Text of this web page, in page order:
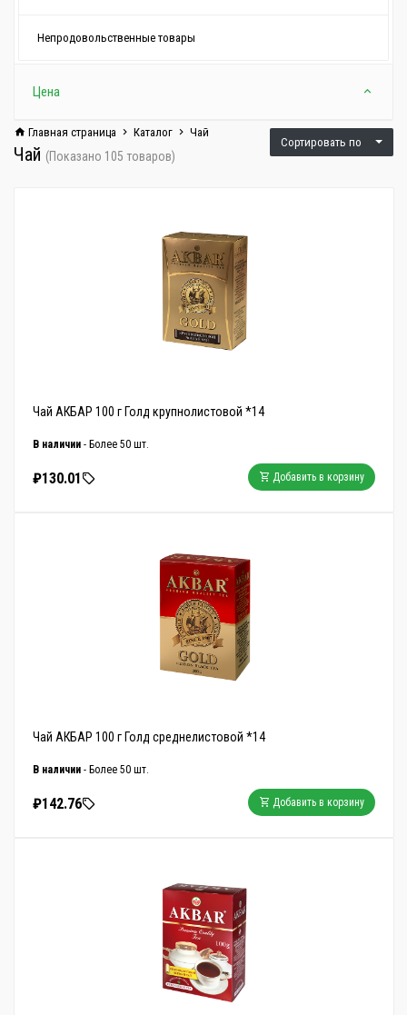
Непродовольственные товары
Цена
Главная страница Каталог Чай
Сортировать по
Чай (Показано 105 товаров)
Чай АКБАР 100 г Голд крупнолистовой *14
В наличии - Более 50 шт.
Добавить в корзину
₽130.01
Чай АКБАР 100 г Голд среднелистовой *14
В наличии - Более 50 шт.
Добавить в корзину
₽142.76